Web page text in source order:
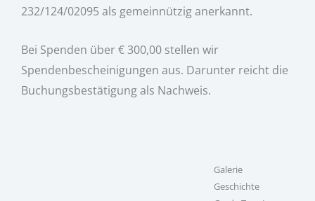
232/124/02095 als gemeinnützig anerkannt.
Bei Spenden über € 300,00 stellen wir
Spendenbescheinigungen aus. Darunter reicht die
Buchungsbestätigung als Nachweis.
Galerie
Geschichte